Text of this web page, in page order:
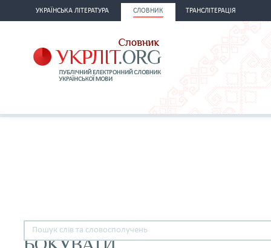
УКРАЇНСЬКА ЛІТЕРАТУРА СЛОВНИК ТРАНСЛІТЕРАЦІЯ